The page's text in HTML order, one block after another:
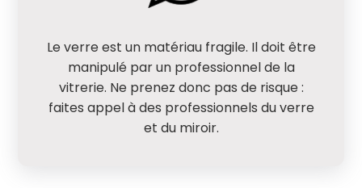
Le verre est un matériau fragile. Il doit être
manipulé par un professionnel de la
vitrerie. Ne prenez donc pas de risque :
faites appel à des professionnels du verre
et du miroir.